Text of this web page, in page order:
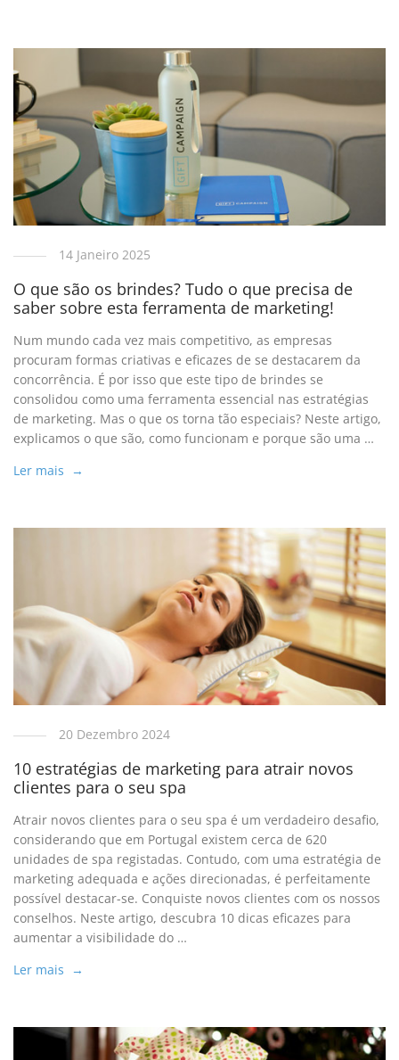
14 Janeiro 2025
O que são os brindes? Tudo o que precisa de
saber sobre esta ferramenta de marketing!
Num mundo cada vez mais competitivo, as empresas
procuram formas criativas e eficazes de se destacarem da
concorrência. É por isso que este tipo de brindes se
consolidou como uma ferramenta essencial nas estratégias
de marketing. Mas o que os torna tão especiais? Neste artigo,
explicamos o que são, como funcionam e porque são uma …
Ler mais →
20 Dezembro 2024
10 estratégias de marketing para atrair novos
clientes para o seu spa
Atrair novos clientes para o seu spa é um verdadeiro desafio,
considerando que em Portugal existem cerca de 620
unidades de spa registadas. Contudo, com uma estratégia de
marketing adequada e ações direcionadas, é perfeitamente
possível destacar-se. Conquiste novos clientes com os nossos
conselhos. Neste artigo, descubra 10 dicas eficazes para
aumentar a visibilidade do …
Ler mais →